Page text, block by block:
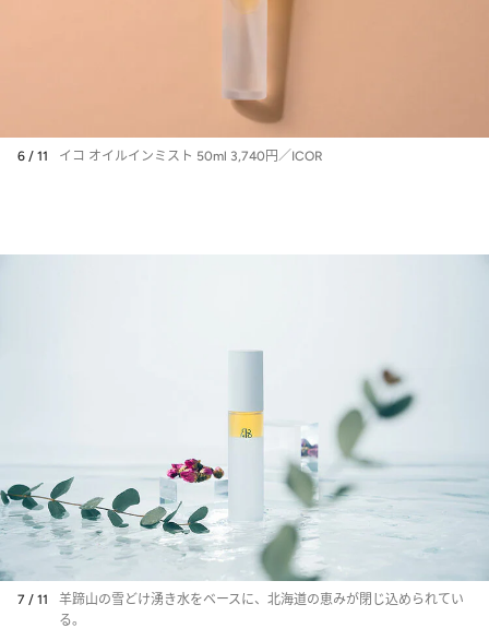
6 / 11 イコ オイルインミスト 50ml 3,740円／ICOR
7 / 11
羊蹄山の雪どけ湧き水をベースに、北海道の恵みが閉じ込められてい
る。